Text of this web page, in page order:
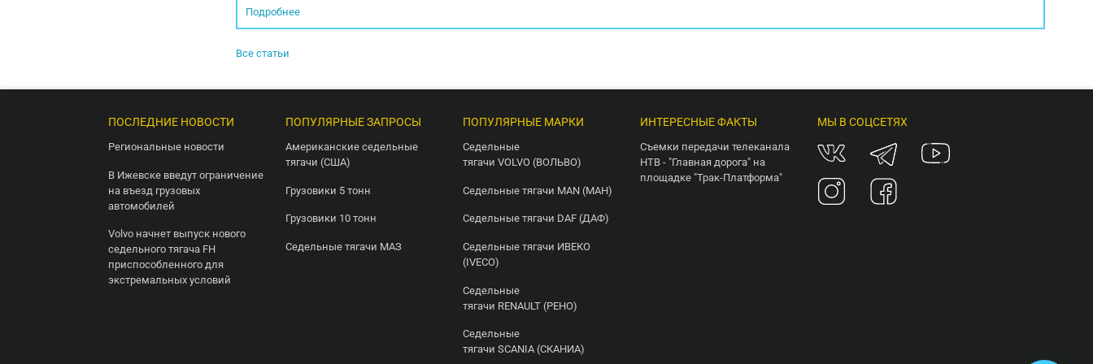
Подробнее
Все статьи
ПОСЛЕДНИЕ НОВОСТИ
Региональные новости
В Ижевске введут ограничение
на въезд грузовых
автомобилей
Volvo начнет выпуск нового
седельного тягача FH
приспособленного для
экстремальных условий
ПОПУЛЯРНЫЕ ЗАПРОСЫ
Американские седельные
тягачи (США)
Грузовики 5 тонн
Грузовики 10 тонн
Седельные тягачи МАЗ
ПОПУЛЯРНЫЕ МАРКИ
Седельные
тягачи VOLVO (ВОЛЬВО)
Седельные тягачи MAN (МАН)
Седельные тягачи DAF (ДАФ)
Седельные тягачи ИВЕКО
(IVECO)
Седельные
тягачи RENAULT (РЕНО)
Седельные
тягачи SCANIA (СКАНИА)
ИНТЕРЕСНЫЕ ФАКТЫ
Съемки передачи телеканала
НТВ - "Главная дорога" на
площадке "Трак-Платформа"
МЫ В СОЦСЕТЯХ